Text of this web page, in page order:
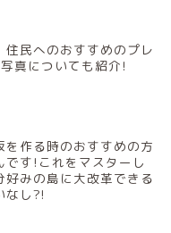
住民へのおすすめのプレ
真についても紹介!
を作る時のおすすめの方
です!これをマスターし
好みの島に大改革できる
なし?!